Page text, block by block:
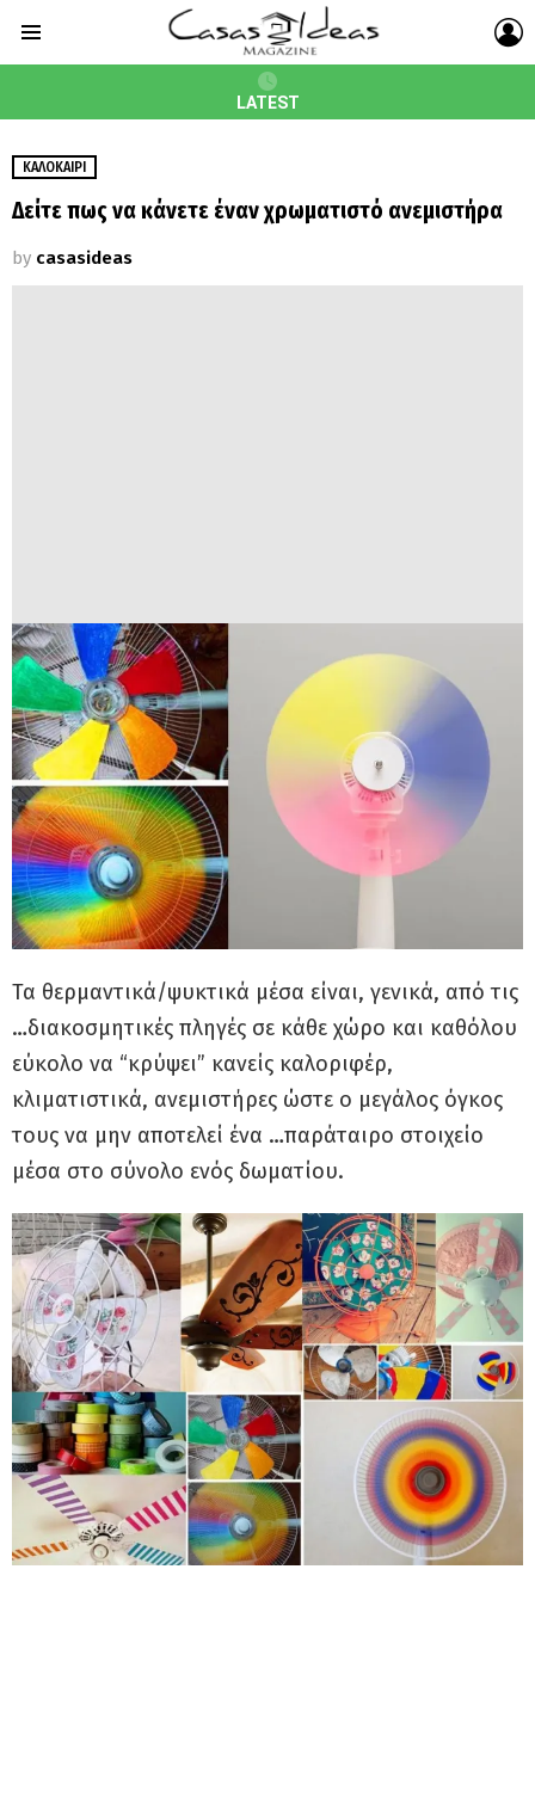
LATEST
ΚΑΛΟΚΑΊΡΙ
Δείτε πως να κάνετε έναν χρωματιστό ανεμιστήρα
by casasideas
Τα θερμαντικά/ψυκτικά μέσα είναι, γενικά, από τις
…διακοσμητικές πληγές σε κάθε χώρο και καθόλου
εύκολο να “κρύψει” κανείς καλοριφέρ,
κλιματιστικά, ανεμιστήρες ώστε ο μεγάλος όγκος
τους να μην αποτελεί ένα …παράταιρο στοιχείο
μέσα στο σύνολο ενός δωματίου.